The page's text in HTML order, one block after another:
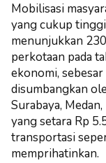
Mobilisasi
yang cukup
menunjukkan
perkotaan pada
ekonomi,
disumbangkan
Surabaya,
yang setara Rp
transportasi
memprihatinkan.